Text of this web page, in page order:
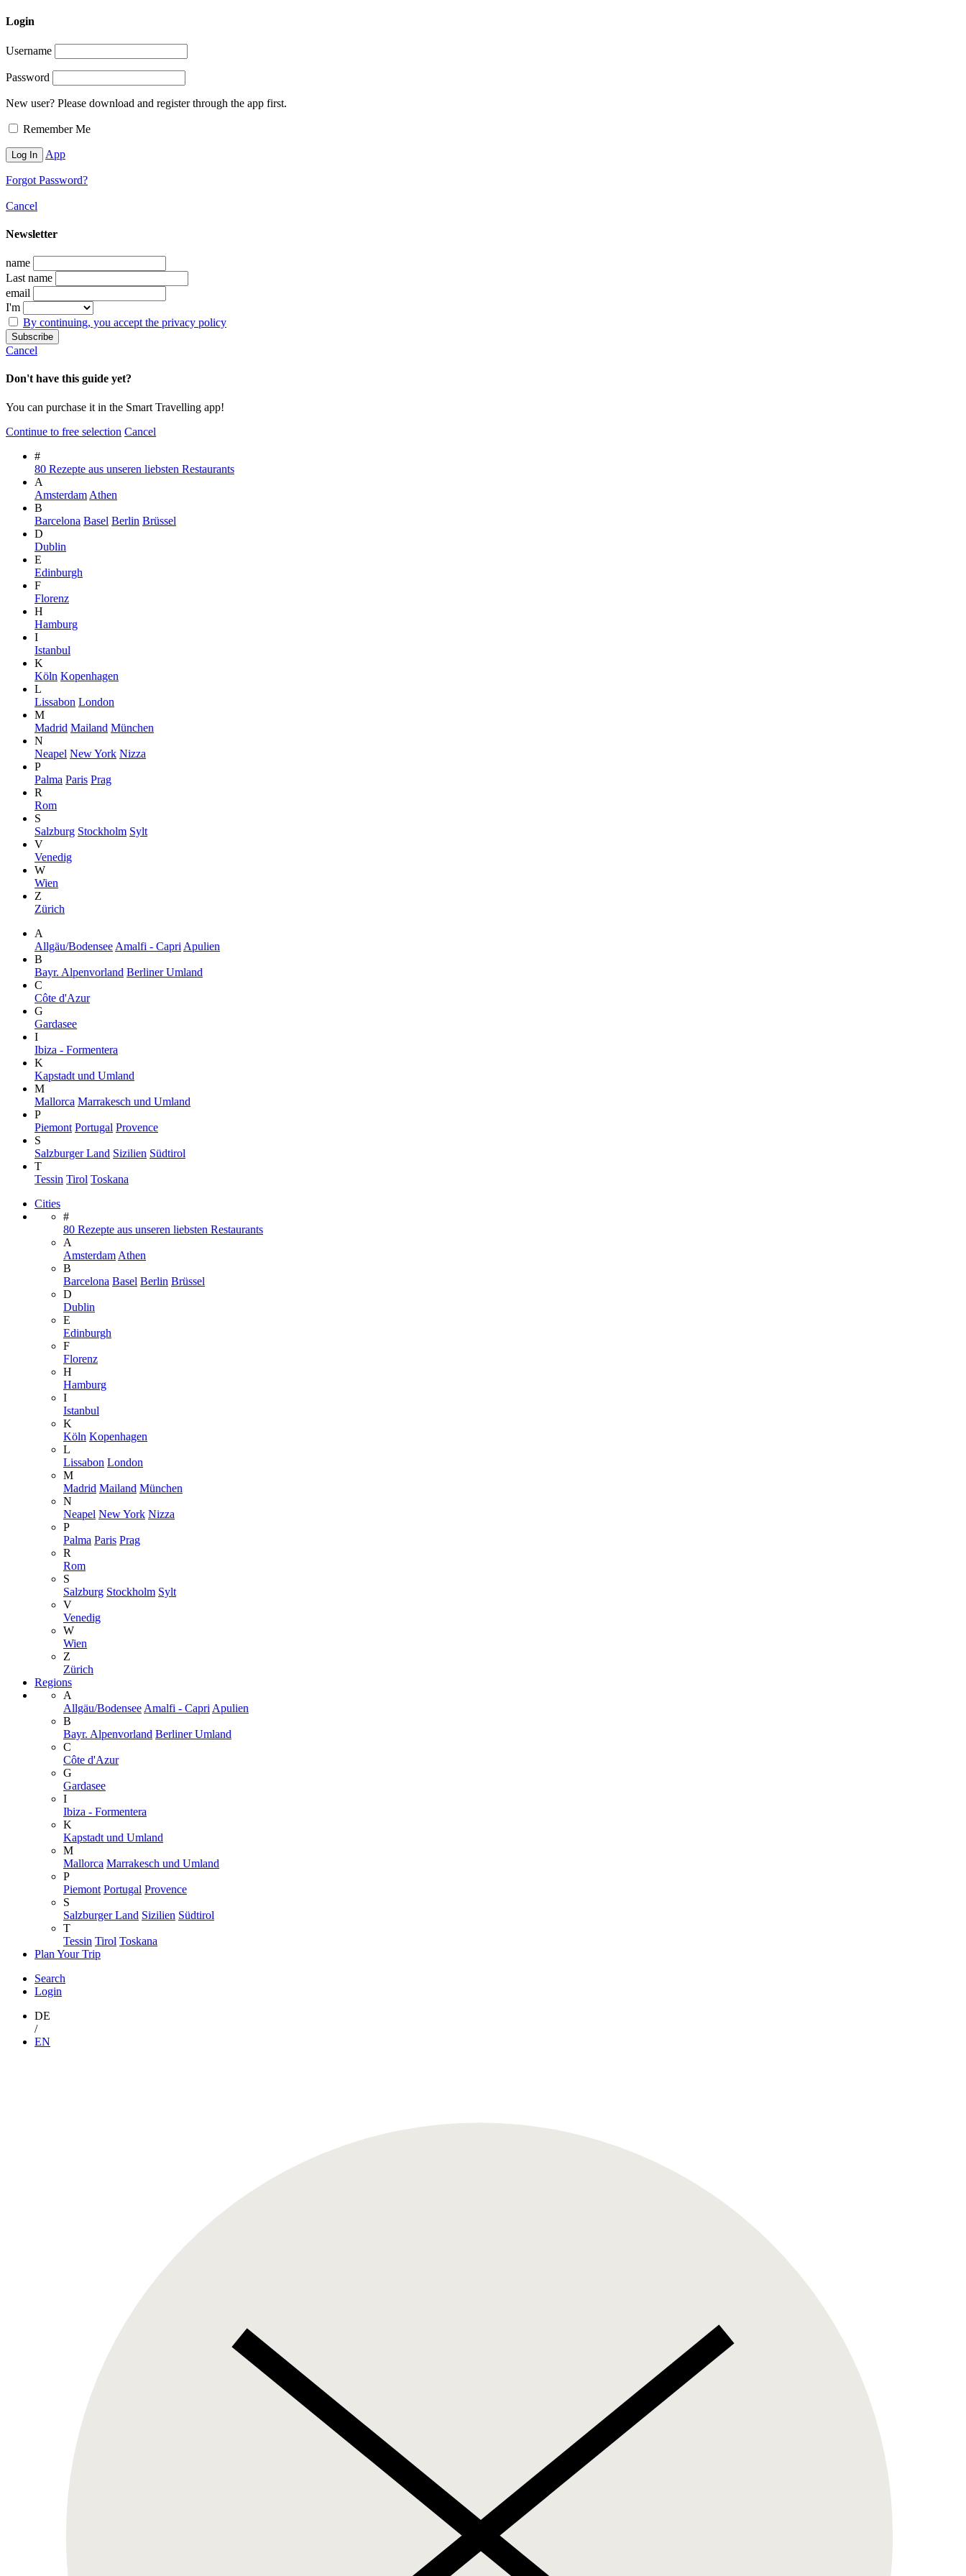
Login
Username
Password
New user? Please download and register through the app first.
Remember Me
App
Forgot Password?
Cancel
Newsletter
name
Last name
email
I'm
By continuing, you accept the privacy policy
Cancel
Don't have this guide yet?
You can purchase it in the Smart Travelling app!
Continue to free selection Cancel
#
80 Rezepte aus unseren liebsten Restaurants
A
Amsterdam Athen
B
Barcelona Basel Berlin Brüssel
D
Dublin
E
Edinburgh
F
Florenz
H
Hamburg
I
Istanbul
K
Köln Kopenhagen
L
Lissabon London
M
Madrid Mailand München
N
Neapel New York Nizza
P
Palma Paris Prag
R
Rom
S
Salzburg Stockholm Sylt
V
Venedig
W
Wien
Z
Zürich
A
Allgäu/Bodensee Amalfi - Capri Apulien
B
Bayr. Alpenvorland Berliner Umland
C
Côte d'Azur
G
Gardasee
I
Ibiza - Formentera
K
Kapstadt und Umland
M
Mallorca Marrakesch und Umland
P
Piemont Portugal Provence
S
Salzburger Land Sizilien Südtirol
T
Tessin Tirol Toskana
Cities
#
80 Rezepte aus unseren liebsten Restaurants
A
Amsterdam Athen
B
Barcelona Basel Berlin Brüssel
D
Dublin
E
Edinburgh
F
Florenz
H
Hamburg
I
Istanbul
K
Köln Kopenhagen
L
Lissabon London
M
Madrid Mailand München
N
Neapel New York Nizza
P
Palma Paris Prag
R
Rom
S
Salzburg Stockholm Sylt
V
Venedig
W
Wien
Z
Zürich
Regions
A
Allgäu/Bodensee Amalfi - Capri Apulien
B
Bayr. Alpenvorland Berliner Umland
C
Côte d'Azur
G
Gardasee
I
Ibiza - Formentera
K
Kapstadt und Umland
M
Mallorca Marrakesch und Umland
P
Piemont Portugal Provence
S
Salzburger Land Sizilien Südtirol
T
Tessin Tirol Toskana
Plan Your Trip
Search
Login
DE
/
EN